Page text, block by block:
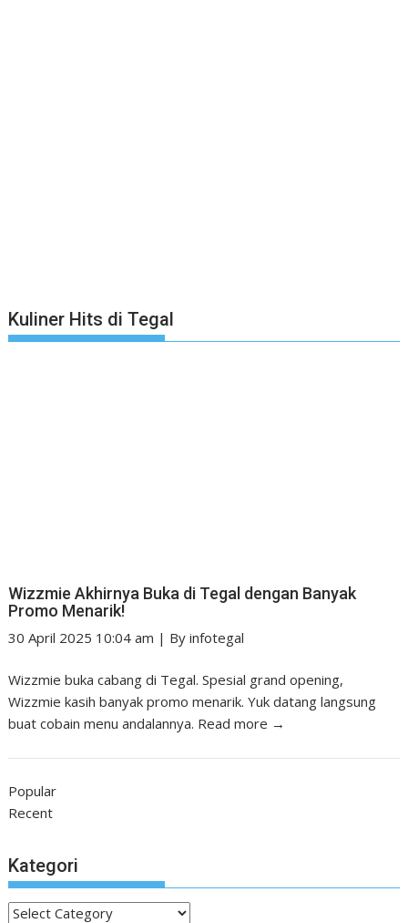
Kuliner Hits di Tegal
Wizzmie Akhirnya Buka di Tegal dengan Banyak
Promo Menarik!
30 April 2025 10:04 am | Byinfotegal
Wizzmie buka cabang di Tegal. Spesial grand opening,
Wizzmie kasih banyak promo menarik. Yuk datang langsung
buat cobain menu andalannya. Read more →
Popular
Recent
Kategori
Kategori